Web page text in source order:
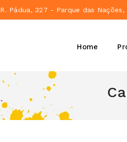
R. Pádua, 327 - Parque das Nações,
Home